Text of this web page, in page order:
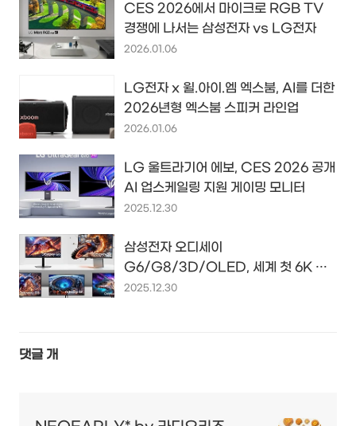
CES 2026에서 마이크로 RGB TV
경쟁에 나서는 삼성전자 vs LG전자
2026.01.06
LG전자 x 윌.아이.엠 엑스붐, AI를 더한
2026년형 엑스붐 스피커 라인업
2026.01.06
LG 울트라기어 에보, CES 2026 공개
AI 업스케일링 지원 게이밍 모니터
2025.12.30
삼성전자 오디세이
G6/G8/3D/OLED, 세계 첫 6K 게
이밍 모니터까지
2025.12.30
댓글 개